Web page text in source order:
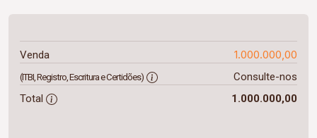
Venda 1.000.000,00
(ITBI, Registro, Escritura e Certidões)
Consulte-nos
Total
1.000.000,00